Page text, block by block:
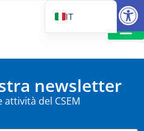
newsletter
del CSEM
IT
EN